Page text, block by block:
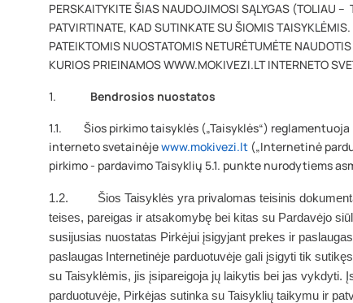
PERSKAITYKITE ŠIAS NAUDOJIMOSI SĄLYGAS (TOLIAU
PATVIRTINATE, KAD SUTINKATE SU ŠIOMIS
PATEIKTOMIS NUOSTATOMIS NETURĖTUMĖTE
KURIOS PRIEINAMOS WWW.MOKIVEZI.LT INTERNETO
1. Bendrosios nuostatos
1.1. Šios pirkimo taisyklės („Taisyklės“) reglamentuoja
interneto svetainėjewww.mokivezi.lt („Internetinė
pirkimo - pardavimo Taisyklių 5.1. punkte nurodytiems
1.2. Šios Taisyklės yra privalomas teisinis
teises, pareigas ir atsakomybę bei kitas su Pardavėjo
susijusias nuostatas Pirkėjui įsigyjant prekes ir paslaugas
paslaugas Internetinėje parduotuvėje gali įsigyti tik
su Taisyklėmis, jis įsipareigoja jų laikytis bei jas vykdyti.
parduotuvėje, Pirkėjas sutinka su Taisyklių taikymu ir